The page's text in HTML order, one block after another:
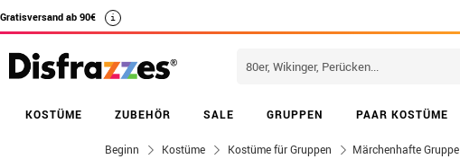
Gratisversand ab 90€ i
KOSTÜME ZUBEHÖR SALE GRUPPEN PAAR KOSTÜME
Beginn Kostüme Kostüme für Gruppen Märchenhafte Gruppe